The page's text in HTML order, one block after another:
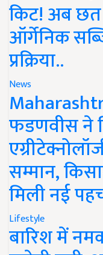
किट! अब छत
ऑर्गेनिक
प्रक्रिया..
News
फडणवीस ने
सम्मान,
मिली नई
Lifestyle
बारिश में